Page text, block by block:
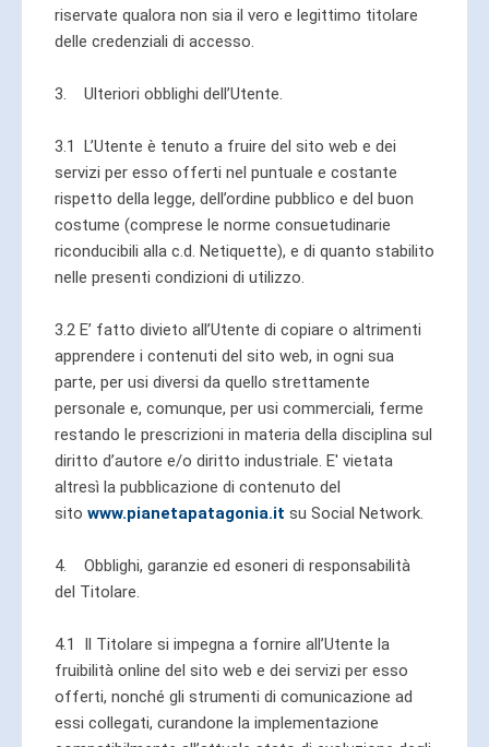
riservate qualora non sia il vero e legittimo titolare
delle credenziali di accesso.
3. Ulteriori obblighi dell’Utente.
3.1 L’Utente è tenuto a fruire del sito web e dei
servizi per esso offerti nel puntuale e costante
rispetto della legge, dell’ordine pubblico e del buon
costume (comprese le norme consuetudinarie
riconducibili alla c.d. Netiquette), e di quanto stabilito
nelle presenti condizioni di utilizzo.
3.2 E’ fatto divieto all’Utente di copiare o altrimenti
apprendere i contenuti del sito web, in ogni sua
parte, per usi diversi da quello strettamente
personale e, comunque, per usi commerciali, ferme
restando le prescrizioni in materia della disciplina sul
diritto d’autore e/o diritto industriale. E' vietata
altresì la pubblicazione di contenuto del
sito www.pianetapatagonia.it su Social Network.
4. Obblighi, garanzie ed esoneri di responsabilità
del Titolare.
4.1 Il Titolare si impegna a fornire all’Utente la
fruibilità online del sito web e dei servizi per esso
offerti, nonché gli strumenti di comunicazione ad
essi collegati, curandone la implementazione